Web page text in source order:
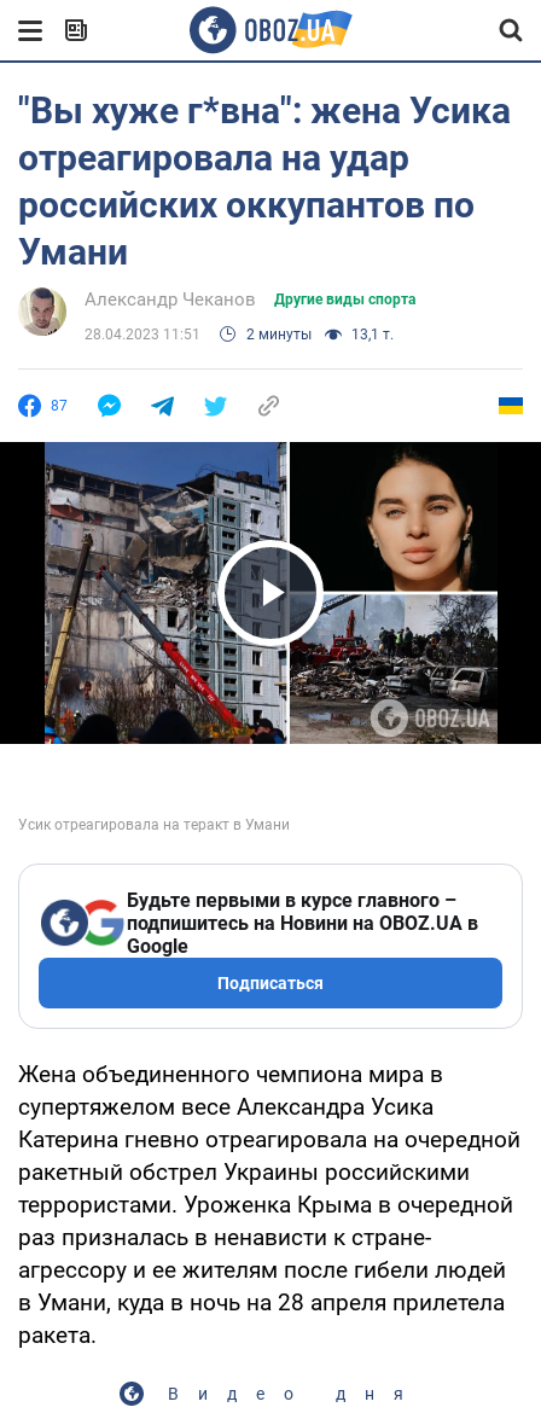
"Вы хуже г*вна": жена Усика
отреагировала на удар
российских оккупантов по
Умани
Александр Чеканов Другие виды спорта
28.04.2023 11:51 2 минуты 13,1 т.
87
Play Video
Будьте первыми в курсе главного –
подпишитесь на Новини на OBOZ.UA в
Google
Подписаться
Жена объединенного чемпиона мира в
супертяжелом весе Александра Усика
Катерина гневно отреагировала на очередной
ракетный обстрел Украины российскими
террористами. Уроженка Крыма в очередной
раз призналась в ненависти к стране-
агрессору и ее жителям после гибели людей
в Умани, куда в ночь на 28 апреля прилетела
ракета.
Видео дня